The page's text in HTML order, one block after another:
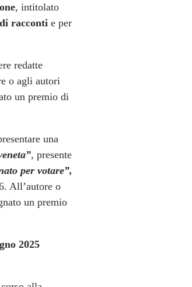
, intitolato
racconti e per
redatte
o agli autori
un premio di
una
, presente
per votare”,
All’autore o
un premio
2025